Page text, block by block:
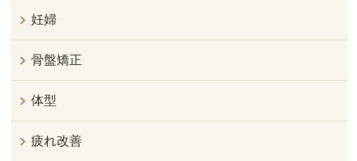
妊婦
骨盤矯正
体型
疲れ改善